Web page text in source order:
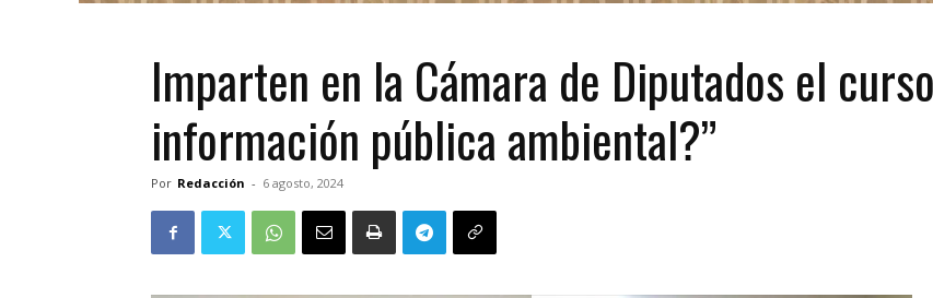
Imparten en la Cámara de Diputados el
información pública ambiental?”
Por Redacción - 6 agosto, 2024